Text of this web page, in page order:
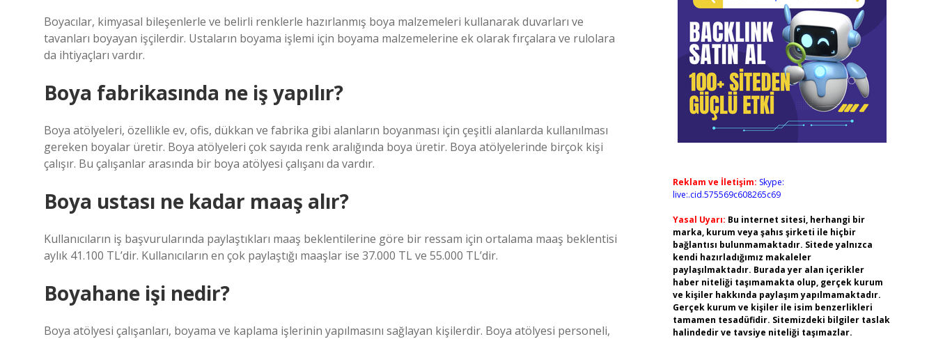
Boyacılar, kimyasal bileşenlerle ve belirli renklerle hazırlanmış boya malzemeleri kullanarak duvarları ve
tavanları boyayan işçilerdir. Ustaların boyama işlemi için boyama malzemelerine ek olarak fırçalara ve rulolara
da ihtiyaçları vardır.
Boya fabrikasında ne iş yapılır?
Boya atölyeleri, özellikle ev, ofis, dükkan ve fabrika gibi alanların boyanması için çeşitli alanlarda kullanılması
gereken boyalar üretir. Boya atölyeleri çok sayıda renk aralığında boya üretir. Boya atölyelerinde birçok kişi
çalışır. Bu çalışanlar arasında bir boya atölyesi çalışanı da vardır.
Boya ustası ne kadar maaş alır?
Kullanıcıların iş başvurularında paylaştıkları maaş beklentilerine göre bir ressam için ortalama maaş beklentisi
aylık 41.100 TL’dir. Kullanıcıların en çok paylaştığı maaşlar ise 37.000 TL ve 55.000 TL’dir.
Boyahane işi nedir?
Boya atölyesi çalışanları, boyama ve kaplama işlerinin yapılmasını sağlayan kişilerdir. Boya atölyesi personeli,
Reklam ve İletişim: Skype:
live:.cid.575569c608265c69
Yasal Uyarı: Bu internet sitesi, herhangi bir
marka, kurum veya şahıs şirketi ile hiçbir
bağlantısı bulunmamaktadır. Sitede yalnızca
kendi hazırladığımız makaleler
paylaşılmaktadır. Burada yer alan içerikler
haber niteliği taşımamakta olup, gerçek kurum
ve kişiler hakkında paylaşım yapılmamaktadır.
Gerçek kurum ve kişiler ile isim benzerlikleri
tamamen tesadüfidir. Sitemizdeki bilgiler taslak
halindedir ve tavsiye niteliği taşımazlar.